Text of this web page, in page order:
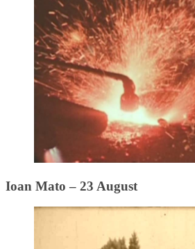
Ioan Mato – 23 August